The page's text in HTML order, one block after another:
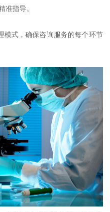
准指导。
模式，确保咨询服务的每个环节